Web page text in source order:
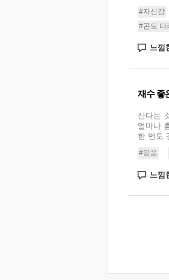
#자신감
#곤도 다
느낌
재수 좋
산다는
얼마나
한 번도
#믿음
느낌